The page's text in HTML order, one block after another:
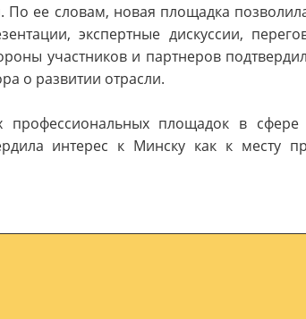
ее словам, новая площадка
экспертные дискуссии,
участников и партнеров
о развитии отрасли.
площадок в сфере
интерес к Минску как к месту